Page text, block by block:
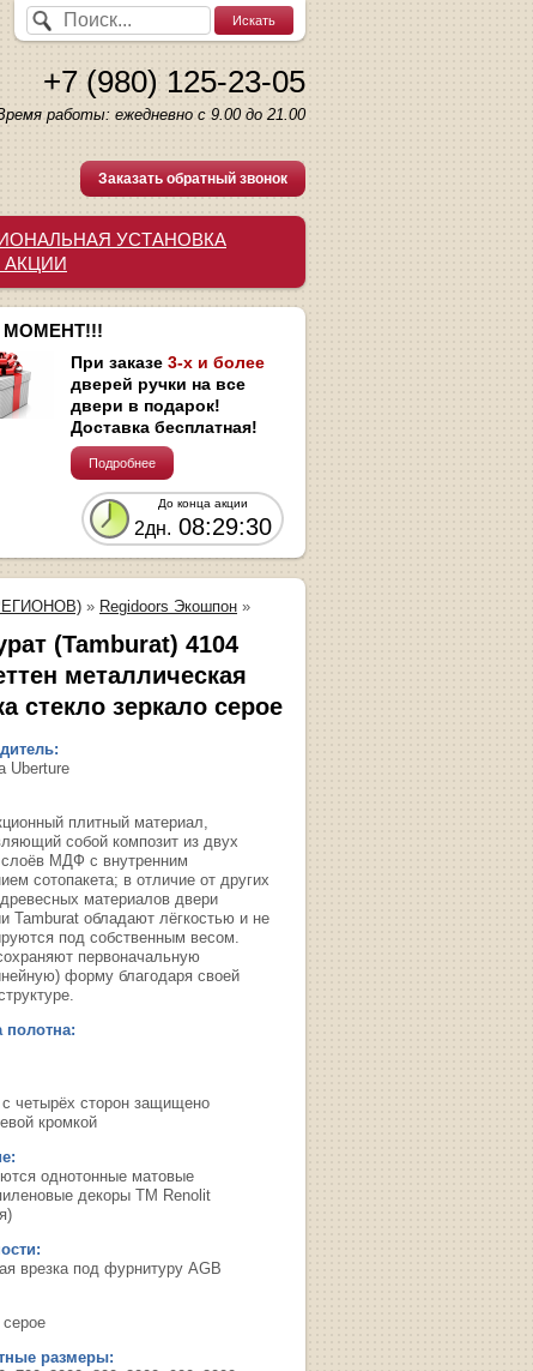
+7 (980) 125-23-05
работы: ежедневно с 9.00 до 21.00
Заказать обратный звонок
УСТАНОВКА
АКЦИИ
При заказе 3-х и более
дверей ручки на все
двери в подарок!
Доставка бесплатная!
Подробнее
До конца акции
2дн. 08:29:29
» Regidoors Экошпон »
(Tamburat) 4104
металлическая
стекло зеркало серое
Uberture
плитный материал,
собой композит из двух
МДФ с внутренним
сотопакета; в отличие от других
материалов двери
Tamburat обладают лёгкостью и не
под собственным весом.
первоначальную
форму благодаря своей
полотна:
с четырёх сторон защищено
кромкой
однотонные матовые
декоры ТМ Renolit
врезка под фурнитуру AGB
размеры: